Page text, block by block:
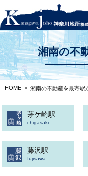
湘南の不
HOME>湘南の不動産を最寄駅
茅ケ崎駅
chigasaki
藤沢駅
fujisawa